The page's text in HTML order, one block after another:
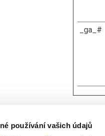
používání vašich údajů
_ga_#